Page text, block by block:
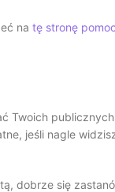
na tę stronę
Twoich
jeśli nagle
dobrze się